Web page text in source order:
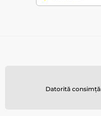
Datorită